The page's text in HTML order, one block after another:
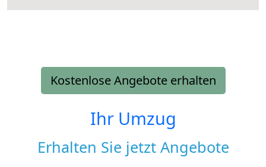
Kostenlose Angebote erhalten
Ihr Umzug
Erhalten Sie jetzt Angebote